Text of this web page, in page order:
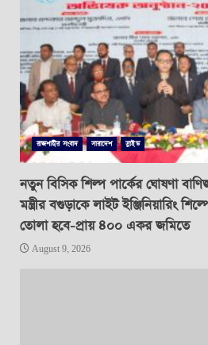
রাজশাহীর সংবাদ সারাদেশ স্লাইড
নতুন বিসিক শিল্প পার্কের ঘোষণা
মন্ত্রীর বগুড়াকে লাইট ইঞ্জিনিয়ারিং
তোলা হবে-প্রায় ৪০০ একর জমিতে
August 9, 2026